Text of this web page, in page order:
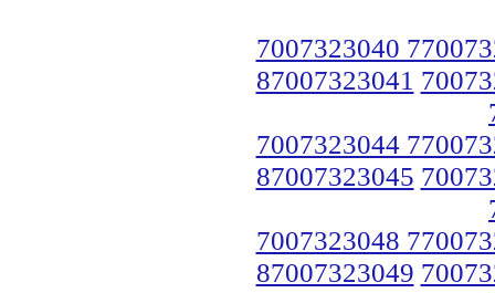
7007323040
87007323041
7007323044
87007323045
7007323048
87007323049